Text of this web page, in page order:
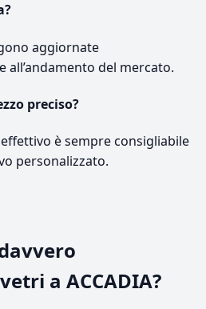
aggiornate
all’andamento del mercato.
preciso?
è sempre consigliabile
personalizzato.
a ACCADIA?